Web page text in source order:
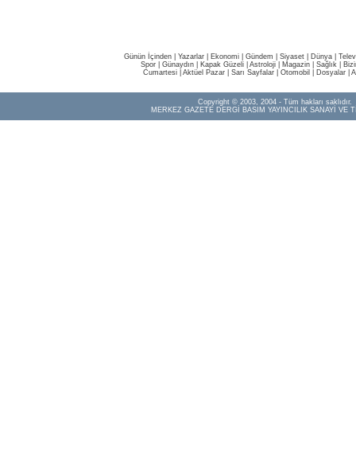
Günün İçinden Yazarlar Ekonomi Gündem Siyaset Dünya |
Spor
Günaydın Kapak Güzeli Astroloji Magazin Sağlık
Cumartesi| Aktüel Pazar| Sarı Sayfalar| Otomobil Dosyalar|
Copyright © 2003, 2004 - Tüm hakları saklıdır.
MERKEZ GAZETE DERGİ BASIM YAYINCILIK SANAYİ VE